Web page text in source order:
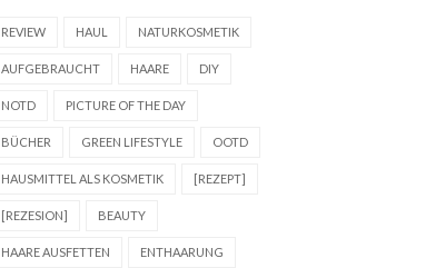
REVIEW HAUL NATURKOSMETIK
AUFGEBRAUCHT HAARE DIY
NOTD PICTURE OF THE DAY
BÜCHER GREEN LIFESTYLE OOTD
HAUSMITTEL ALS KOSMETIK [REZEPT]
[REZESION] BEAUTY
HAARE AUSFETTEN ENTHAARUNG